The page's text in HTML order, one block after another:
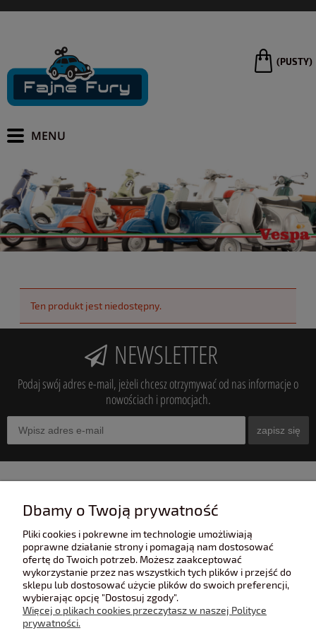
(PUSTY)
Ten produkt jest niedostępny.
NEWSLETTER
Podaj swój adres e-mail, jeżeli chcesz otrzymywać od nas informacje o
nowościach i promocjach.
zapisz się
POMOC
POLECANE STRONY
Dbamy o Twoją prywatność
Pliki cookies i pokrewne im technologie umożliwiają
poprawne działanie strony i pomagają nam dostosować
ofertę do Twoich potrzeb. Możesz zaakceptować
wykorzystanie przez nas wszystkich tych plików i przejść do
sklepu lub dostosować użycie plików do swoich preferencji,
wybierając opcję "Dostosuj zgody".
Więcej o plikach cookies przeczytasz w naszej Polityce
prywatności.